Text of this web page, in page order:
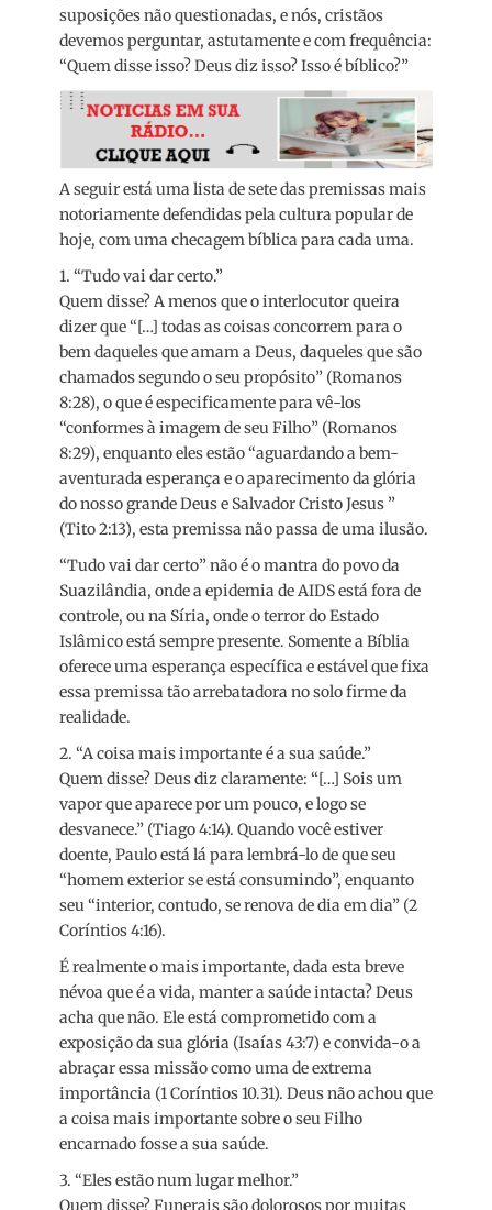
suposições não questionadas, e nós, cristãos
devemos perguntar, astutamente e com frequência:
“Quem disse isso? Deus diz isso? Isso é bíblico?”
A seguir está uma lista de sete das premissas mais
notoriamente defendidas pela cultura popular de
hoje, com uma checagem bíblica para cada uma.
1. “Tudo vai dar certo.”
Quem disse? A menos que o interlocutor queira
dizer que “[…] todas as coisas concorrem para o
bem daqueles que amam a Deus, daqueles que são
chamados segundo o seu propósito” (Romanos
8:28), o que é especificamente para vê-los
“conformes à imagem de seu Filho” (Romanos
8:29), enquanto eles estão “aguardando a bem-
aventurada esperança e o aparecimento da glória
do nosso grande Deus e Salvador Cristo Jesus ”
(Tito 2:13), esta premissa não passa de uma ilusão.
“Tudo vai dar certo” não é o mantra do povo da
Suazilândia, onde a epidemia de AIDS está fora de
controle, ou na Síria, onde o terror do Estado
Islâmico está sempre presente. Somente a Bíblia
oferece uma esperança específica e estável que fixa
essa premissa tão arrebatadora no solo firme da
realidade.
2. “A coisa mais importante é a sua saúde.”
Quem disse? Deus diz claramente: “[…] Sois um
vapor que aparece por um pouco, e logo se
desvanece.” (Tiago 4:14). Quando você estiver
doente, Paulo está lá para lembrá-lo de que seu
“homem exterior se está consumindo”, enquanto
seu “interior, contudo, se renova de dia em dia” (2
Coríntios 4:16).
É realmente o mais importante, dada esta breve
névoa que é a vida, manter a saúde intacta? Deus
acha que não. Ele está comprometido com a
exposição da sua glória (Isaías 43:7) e convida-o a
abraçar essa missão como uma de extrema
importância (1 Coríntios 10.31). Deus não achou que
a coisa mais importante sobre o seu Filho
encarnado fosse a sua saúde.
3. “Eles estão num lugar melhor.”
Quem disse? Funerais são dolorosos por muitas